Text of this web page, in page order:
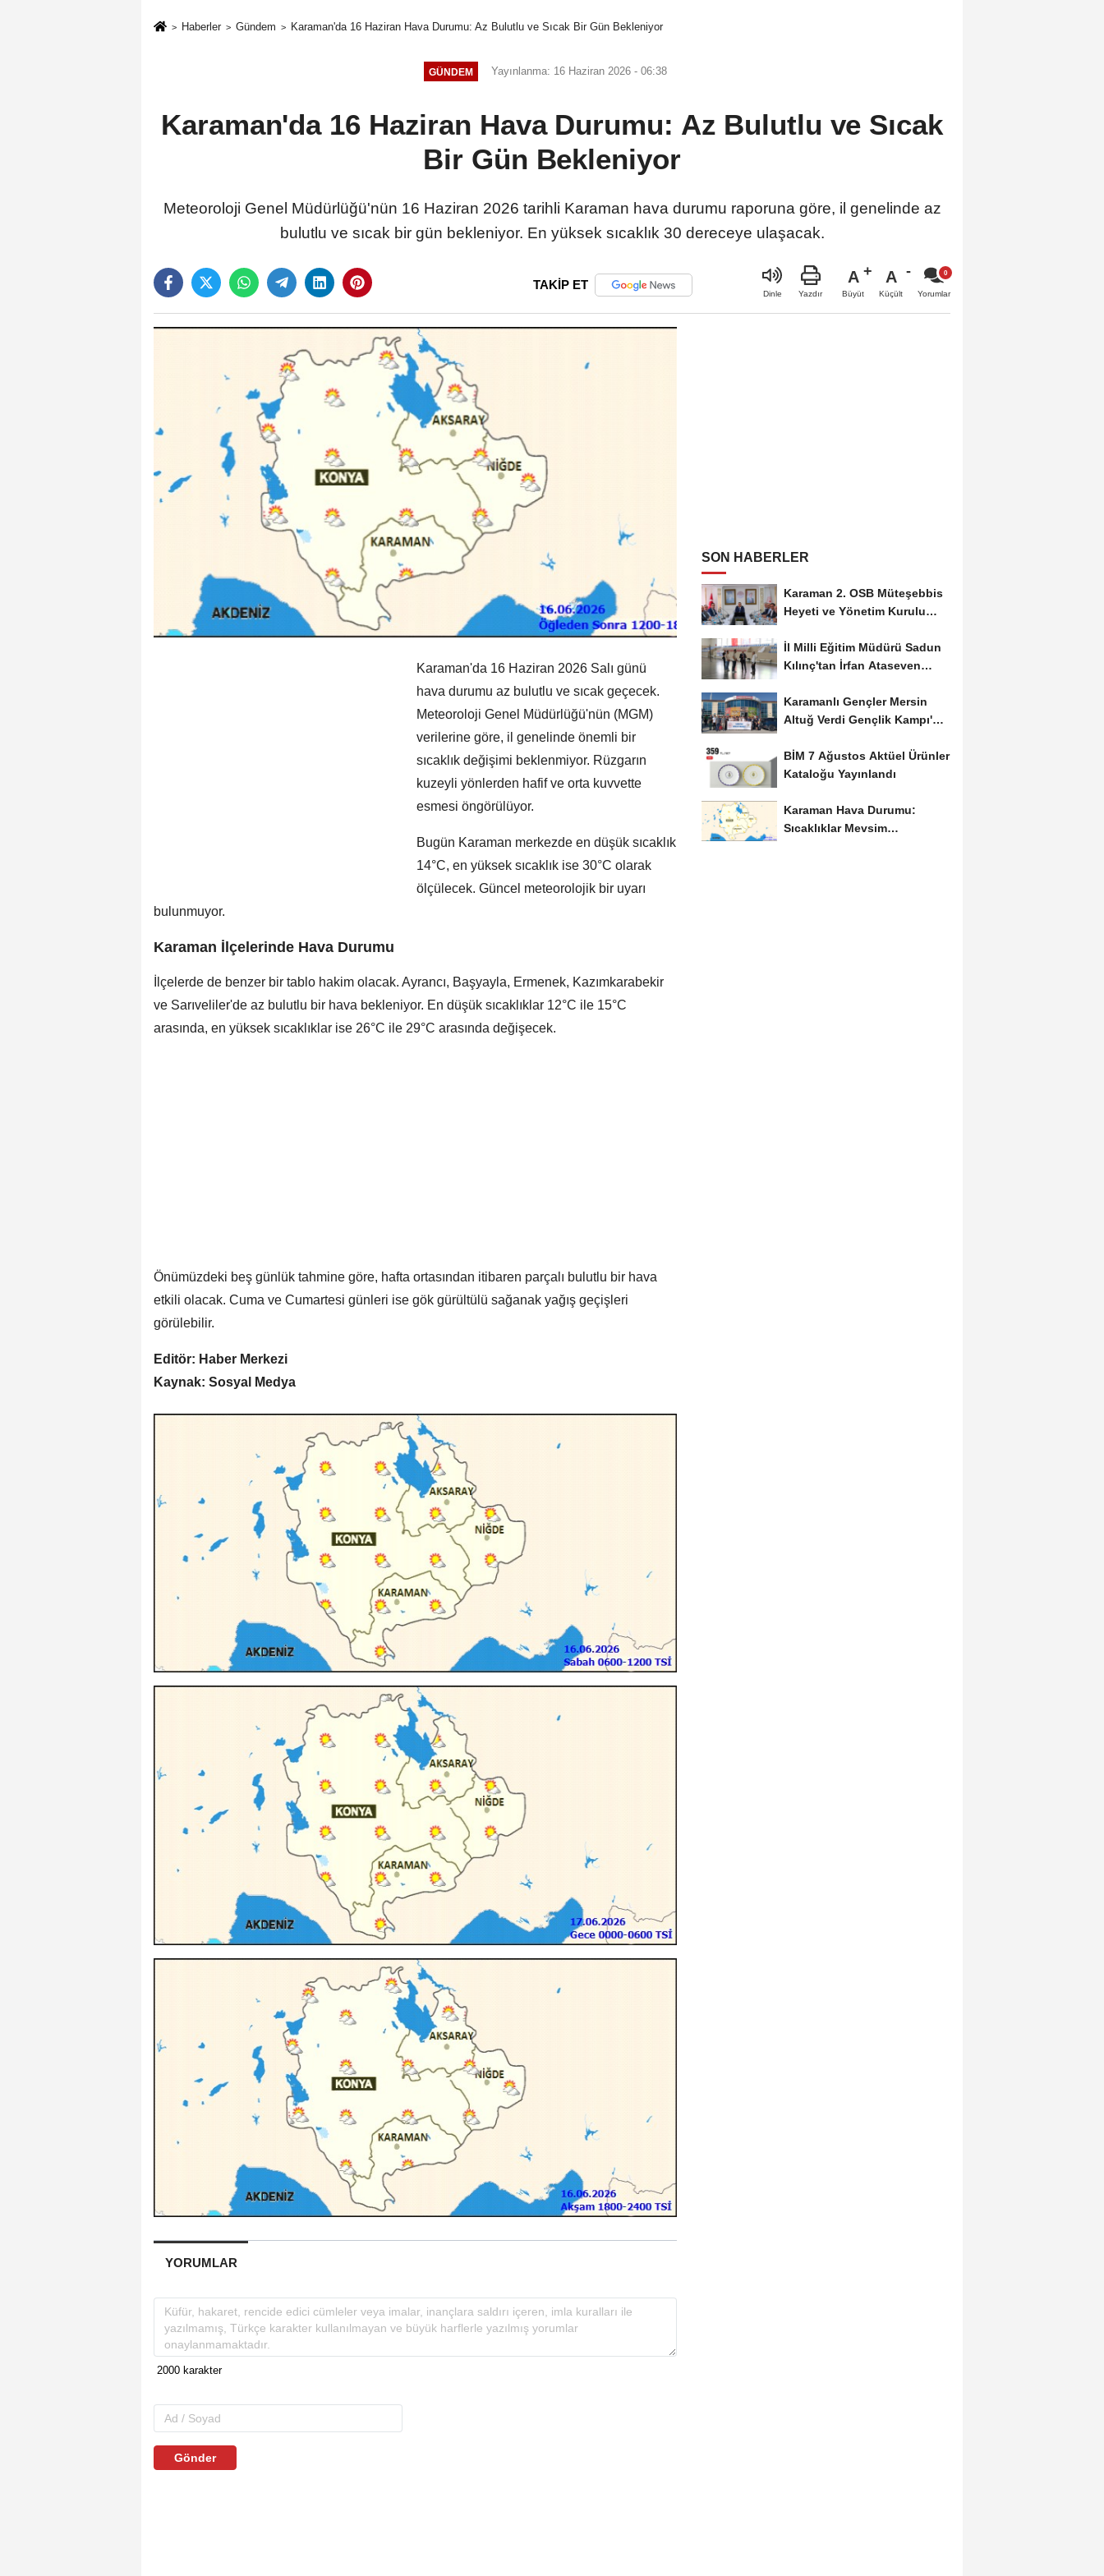
Haberler Gündem Karaman'da 16 Haziran Hava Durumu: Az Bulutlu ve Sıcak Bir Gün Bekleniyor
GÜNDEM Yayınlanma: 16 Haziran 2026 - 06:38
Karaman'da 16 Haziran Hava Durumu: Az Bulutlu ve Sıcak
Bir Gün Bekleniyor
Meteoroloji Genel Müdürlüğü'nün 16 Haziran 2026 tarihli Karaman hava durumu raporuna göre, il genelinde az
bulutlu ve sıcak bir gün bekleniyor. En yüksek sıcaklık 30 dereceye ulaşacak.
TAKİP ET
Dinle Yazdır
A
Büyüt
A
Küçült Yorumlar
Karaman'da 16 Haziran 2026 Salı günü
hava durumu az bulutlu ve sıcak geçecek.
Meteoroloji Genel Müdürlüğü'nün (MGM)
verilerine göre, il genelinde önemli bir
sıcaklık değişimi beklenmiyor. Rüzgarın
kuzeyli yönlerden hafif ve orta kuvvette
esmesi öngörülüyor.
Bugün Karaman merkezde en düşük sıcaklık
14°C, en yüksek sıcaklık ise 30°C olarak
ölçülecek. Güncel meteorolojik bir uyarı
bulunmuyor.
Karaman İlçelerinde Hava Durumu
İlçelerde de benzer bir tablo hakim olacak. Ayrancı, Başyayla, Ermenek, Kazımkarabekir
ve Sarıveliler'de az bulutlu bir hava bekleniyor. En düşük sıcaklıklar 12°C ile 15°C
arasında, en yüksek sıcaklıklar ise 26°C ile 29°C arasında değişecek.
Önümüzdeki beş günlük tahmine göre, hafta ortasından itibaren parçalı bulutlu bir hava
etkili olacak. Cuma ve Cumartesi günleri ise gök gürültülü sağanak yağış geçişleri
görülebilir.
Editör: Haber Merkezi
Kaynak: Sosyal Medya
YORUMLAR
Gönder
SON HABERLER
Karaman 2. OSB Müteşebbis
Heyeti ve Yönetim Kurulu
İl Milli Eğitim Müdürü Sadun
Kılınç'tan İrfan Ataseven
Karamanlı Gençler Mersin
Altuğ Verdi Gençlik Kampı'na
BİM 7 Ağustos Aktüel Ürünler
Kataloğu Yayınlandı
Karaman Hava Durumu:
Sıcaklıklar Mevsim